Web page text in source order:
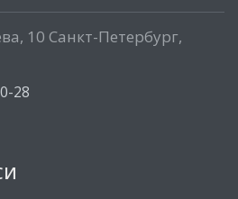
10 Санкт-Петербург,
28